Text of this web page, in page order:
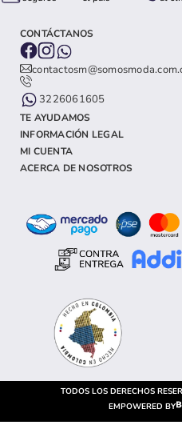
CONTÁCTANOS
3226061605
TE AYUDAMOS
INFORMACIÓN LEGAL
MI CUENTA
ACERCA DE NOSOTROS
TODOS LOS DERECHOS
EMPOWERED BY